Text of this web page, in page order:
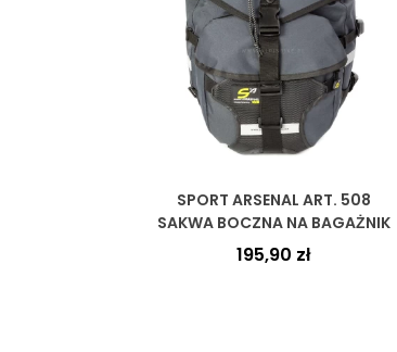
SPORT ARSENAL ART. 508
SAKWA BOCZNA NA BAGAŻNIK
195,90 zł